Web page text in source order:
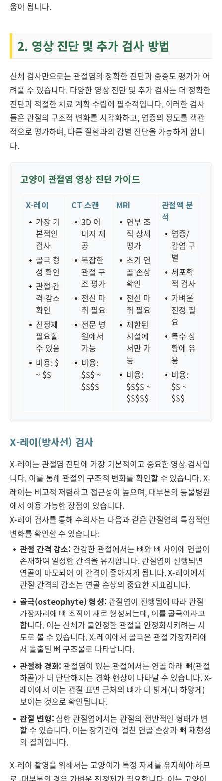
움이 됩니다.
2. 영상 진단 및 추가 검사 방법
신체 검사만으로는 관절염의 정확한 진단과 중증도 평가가 어
려울 수 있습니다. 다양한 영상 진단 및 추가 검사는 더 정확한
진단과 적절한 치료 계획 수립에 필수적입니다. 이러한 검사
들은 관절의 구조적 변화를 시각화하고, 염증의 정도를 객관
적으로 평가하며, 다른 질환과의 감별 진단을 가능하게 합니
다.
고양이 관절염 영상 진단 가이드
X-레이
가장 기
본적인
검사
골극 형
성 확인
관절 간
격 감소
확인
진정제
필요할
수 있음
비용: $
~ $$
CT 스캔
3D 이
미지 제
공
복잡한
관절 구
조 평가
전신 마
취 필요
전문 병
원에서
가능
비용:
$$$ ~
$$$$
MRI
연부 조
직 상세
평가
초기 연
골 손상
확인
전신 마
취 필요
제한된
시설에
서만 가
능
비용:
$$$$ ~
$$$$$
관절액 분
석
염증/
감염 구
별
세포학
적 검사
가벼운
진정 필
요
특수 상
황에 유
용
비용:
$$ ~
$$$
X-레이(방사선) 검사
X-레이는 관절염 진단에 가장 기본적이고 중요한 영상 검사입
니다. 이를 통해 관절의 구조적 변화를 확인할 수 있습니다. X-
레이는 비교적 저렴하고 접근성이 높으며, 대부분의 동물병원
에서 이용 가능한 장점이 있습니다.
X-레이 검사를 통해 수의사는 다음과 같은 관절염의 특징적인
변화를 확인할 수 있습니다:
관절 간격 감소: 건강한 관절에서는 뼈와 뼈 사이에 연골이
존재하여 일정한 간격을 유지합니다. 관절염이 진행되면
연골이 마모되어 이 간격이 좁아지게 됩니다. X-레이에서
관절 간격의 감소는 연골 손상의 중요한 지표입니다.
골극(osteophyte) 형성: 관절염이 진행됨에 따라 관절
가장자리에 뼈 조직이 새로 형성되는데, 이를 골극이라고
합니다. 이는 신체가 불안정한 관절을 안정화시키려는 시
도로 볼 수 있습니다. X-레이에서 골극은 관절 가장자리에
서 돌출된 뼈 구조물로 나타납니다.
관절하 경화: 관절염이 있는 관절에서는 연골 아래 뼈(관절
하골)가 더 단단해지는 경화 현상이 나타날 수 있습니다. X-
레이에서 이는 관절 표면 근처의 뼈가 더 밝게(더 하얗게)
보이는 것으로 확인됩니다.
관절 변형: 심한 관절염에서는 관절의 전반적인 형태가 변
할 수 있습니다. 이는 장기간에 걸친 연골 손상과 뼈 재형성
의 결과입니다.
X-레이 촬영을 위해서는 고양이가 특정 자세를 유지해야 하므
로, 대부분의 경우 가벼운 진정제가 필요합니다. 이는 고양이